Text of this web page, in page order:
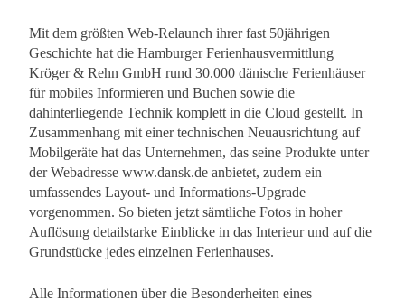
Mit dem größten Web-Relaunch ihrer fast 50jährigen
Geschichte hat die Hamburger Ferienhausvermittlung
Kröger & Rehn GmbH rund 30.000 dänische Ferienhäuser
für mobiles Informieren und Buchen sowie die
dahinterliegende Technik komplett in die Cloud gestellt. In
Zusammenhang mit einer technischen Neuausrichtung auf
Mobilgeräte hat das Unternehmen, das seine Produkte unter
der Webadresse www.dansk.de anbietet, zudem ein
umfassendes Layout- und Informations-Upgrade
vorgenommen. So bieten jetzt sämtliche Fotos in hoher
Auflösung detailstarke Einblicke in das Interieur und auf die
Grundstücke jedes einzelnen Ferienhauses.
Alle Informationen über die Besonderheiten eines